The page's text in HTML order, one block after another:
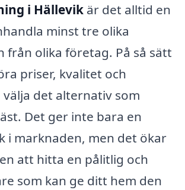
i Hällevik är det alltid en
minst tre olika
från olika företag. På så sätt
priser, kvalitet och
det alternativ som
Det ger inte bara en
i marknaden, men det ökar
att hitta en pålitlig och
som kan ge ditt hem den